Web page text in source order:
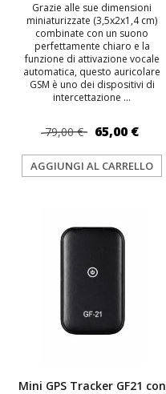
Grazie alle sue dimensioni
miniaturizzate (3,5x2x1,4 cm)
combinate con un suono
perfettamente chiaro e la
funzione di attivazione vocale
automatica, questo auricolare
GSM è uno dei dispositivi di
intercettazione ...
79,00 € 65,00 €
AGGIUNGI AL CARRELLO
Mini GPS Tracker GF21 con